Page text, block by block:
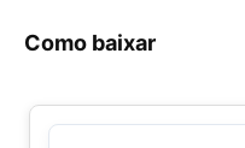
Como baixar